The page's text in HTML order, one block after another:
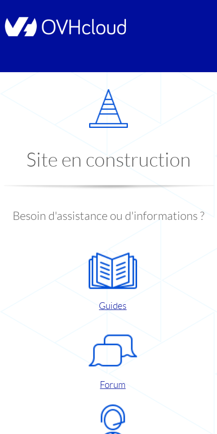
Site en construction
Besoin d'assistance ou d'informations ?
Guides
Forum